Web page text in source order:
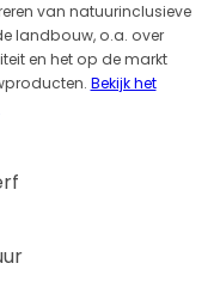
van natuurinclusieve
landbouw, o.a. over
en het op de markt
Bekijk het